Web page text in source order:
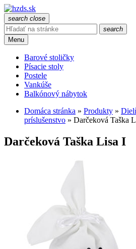
search close
search
Menu
Barové stoličky
Písacie stoly
Postele
Vankúše
Balkónový nábytok
Domáca stránka » Produkty »
príslušenstvo » Darčeková Taška
Darčeková Taška Lisa I